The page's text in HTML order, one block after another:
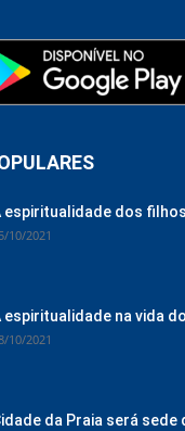
espiritualidade dos filhos
10/2021
espiritualidade na vida
10/2021
da Praia será sede